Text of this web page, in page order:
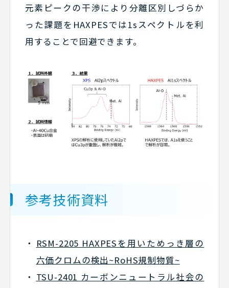
元素ピークの干渉により分離区別しづらか
った課題をHAXPESでは1sスペクトルを利
用することで回避できます。
参考技術資料
RSM-2205 HAXPESを用いためっき層の
六価クロムの検出~RoHS規制物質~
TSU-2401 カーボンニュートラル社会の